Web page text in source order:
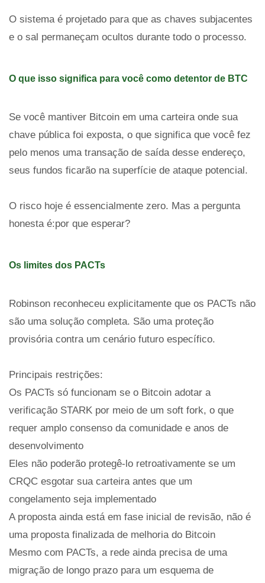
O sistema é projetado para que as chaves subjacentes
e o sal permaneçam ocultos durante todo o processo.
O que isso significa para você como detentor de BTC
Se você mantiver Bitcoin em uma carteira onde sua
chave pública foi exposta, o que significa que você fez
pelo menos uma transação de saída desse endereço,
seus fundos ficarão na superfície de ataque potencial.
O risco hoje é essencialmente zero. Mas a pergunta
honesta é:por que esperar?
Os limites dos PACTs
Robinson reconheceu explicitamente que os PACTs não
são uma solução completa. São uma proteção
provisória contra um cenário futuro específico.
Principais restrições:
Os PACTs só funcionam se o Bitcoin adotar a
verificação STARK por meio de um soft fork, o que
requer amplo consenso da comunidade e anos de
desenvolvimento
Eles não poderão protegê-lo retroativamente se um
CRQC esgotar sua carteira antes que um
congelamento seja implementado
A proposta ainda está em fase inicial de revisão, não é
uma proposta finalizada de melhoria do Bitcoin
Mesmo com PACTs, a rede ainda precisa de uma
migração de longo prazo para um esquema de